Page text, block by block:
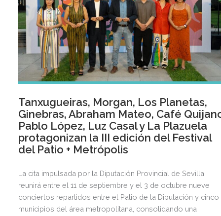
Tanxugueiras, Morgan, Los Planetas,
Ginebras, Abraham Mateo, Café
Pablo López, Luz Casal y La Plazuela
protagonizan la III edición del Festival
del Patio + Metrópolis
La cita impulsada por la Diputación Provincial de Sevilla
reunirá entre el 11 de septiembre y el 3 de octubre nueve
conciertos repartidos entre el Patio de la Diputación y cinco
municipios del área metropolitana, consolidando una